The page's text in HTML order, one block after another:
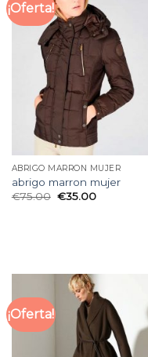
¡Oferta!
ABRIGO MARRON MUJER
abrigo marron mujer
€75.00 €35.00
¡Oferta!